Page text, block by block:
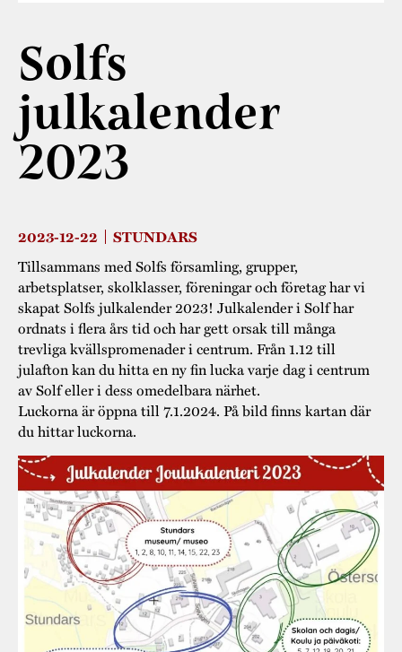
Hållbar utveckling
Hantverk
Årsberättelser
Solfs
julkalender
2023
2023-12-22 STUNDARS
Tillsammans med Solfs församling, grupper,
arbetsplatser, skolklasser, föreningar och företag har vi
skapat Solfs julkalender 2023! Julkalender i Solf har
ordnats i flera års tid och har gett orsak till många
trevliga kvällspromenader i centrum. Från 1.12 till
julafton kan du hitta en ny fin lucka varje dag i centrum
av Solf eller i dess omedelbara närhet.
Luckorna är öppna till 7.1.2024. På bild finns kartan där
du hittar luckorna.